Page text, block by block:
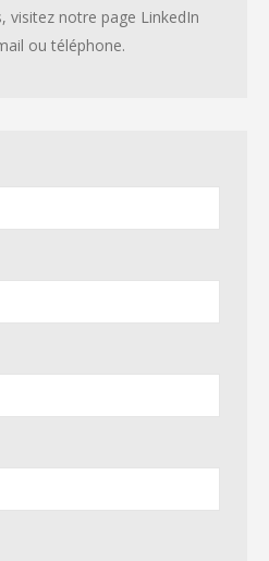
visitez notre page LinkedIn
ou téléphone.